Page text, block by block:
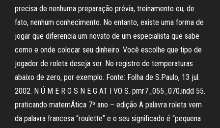
precisa de nenhuma preparação prévia, treinamento ou, de
fato, nenhum conhecimento. No entanto, existe uma forma de
jogar que diferencia um novato de um especialista que sabe
como e onde colocar seu dinheiro. Você escolhe que tipo de
jogador de roleta deseja ser. No registro de temperaturas
abaixo de zero, por exemplo. Fonte: Folha de S.Paulo, 13 jul.
2002. N Ú M E R O S N E G AT I VO S. pmr7_055_070.indd 55.
praticando matemÁtica 7º ano – edição A palavra roleta vem
da palavra francesa “roulette” e o seu significado é “pequena